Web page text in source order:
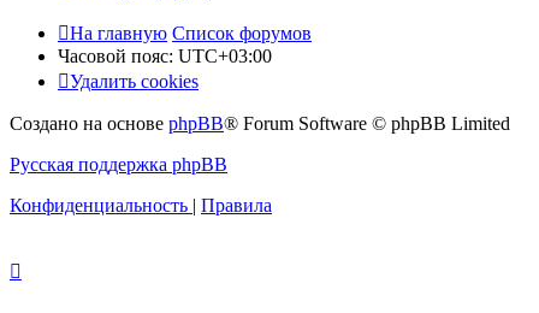
На главную Список форумов
Часовой пояс: UTC+03:00
Удалить cookies
Создано на основе phpBB® Forum Software © phpBB Limited
Русская поддержка phpBB
Конфиденциальность | Правила